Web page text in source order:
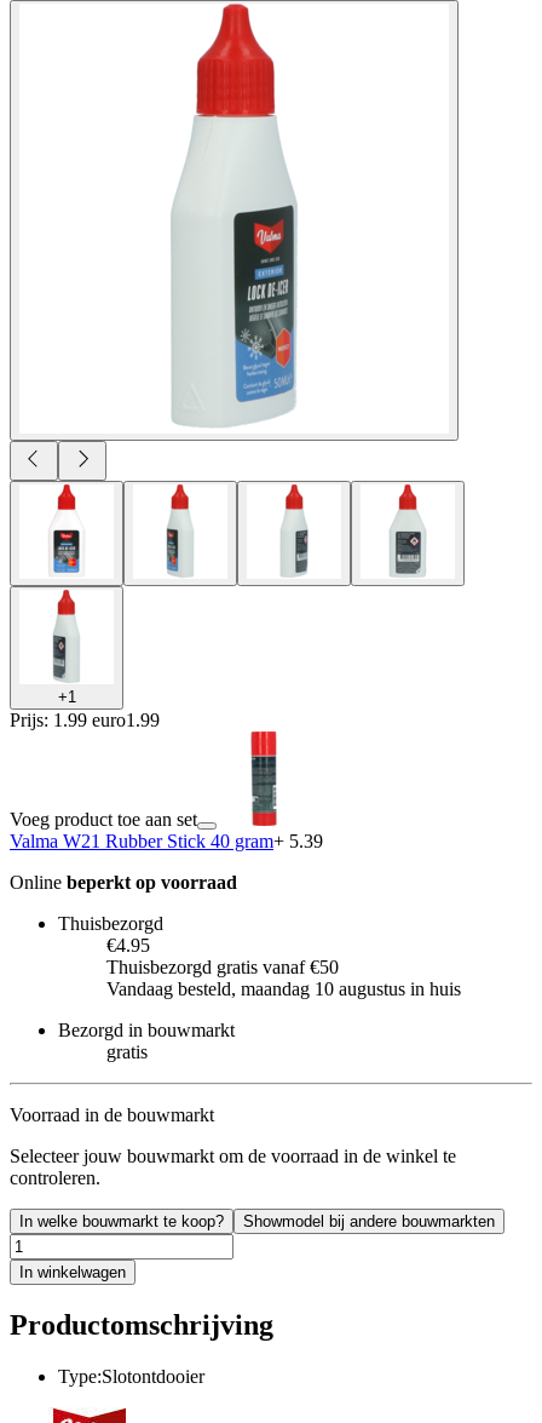
+1
Prijs: 1.99 euro1 .99
Voeg product toe aan set
Valma W21 Rubber Stick 40 gram+ 5.39
Online beperkt op voorraad
Thuisbezorgd
€4.95
Thuisbezorgd gratis vanaf €50
Vandaag besteld, maandag 10 augustus in huis
Bezorgd in bouwmarkt
gratis
Voorraad in de bouwmarkt
Selecteer jouw bouwmarkt om de voorraad in de winkel te
controleren.
In welke bouwmarkt te koop? Showmodel bij andere bouwmarkten
In winkelwagen
Productomschrijving
Type:Slotontdooier